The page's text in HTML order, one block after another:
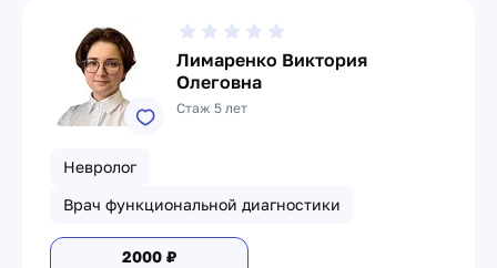
Лимаренко Виктория
Олеговна
Стаж 5 лет
Невролог
Врач функциональной диагностики
2000 ₽